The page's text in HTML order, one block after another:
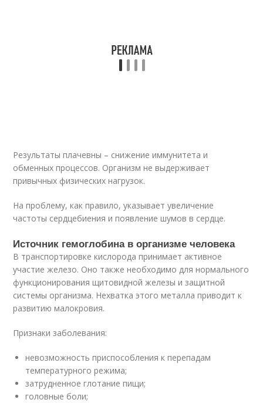
Результаты плачевны – снижение иммунитета и
обменных процессов. Организм не выдерживает
привычных физических нагрузок.
На проблему, как правило, указывает увеличение
частоты сердцебиения и появление шумов в сердце.
Источник гемоглобина в организме человека
В транспортировке кислорода принимает активное
участие железо. Оно также необходимо для нормального
функционирования щитовидной железы и защитной
системы организма. Нехватка этого металла приводит к
развитию малокровия.
Признаки заболевания:
невозможность приспособления к перепадам
температурного режима;
затрудненное глотание пищи;
головные боли;